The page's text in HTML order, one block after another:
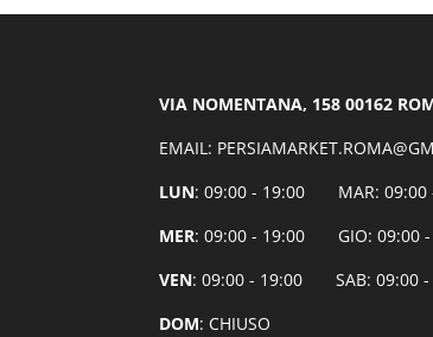
VIA NOMENTANA, 158 00162
EMAIL:
LUN: 09:00 - 19:00 MAR: 09:00
MER: 09:00 - 19:00 GIO: 09:00 -
VEN: 09:00 - 19:00 SAB: 09:00 -
DOM: CHIUSO